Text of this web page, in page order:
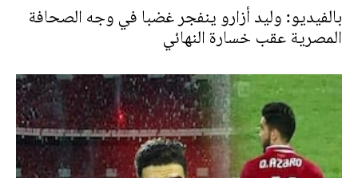
بالفيديو: وليد أزارو ينفجر غضبا في وجه الصحافة
المصرية عقب خسارة النهائي